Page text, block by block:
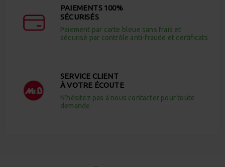
PAIEMENTS 100%
SÉCURISÉS
Paiement par carte bleue sans frais et
sécurisé par contrôle anti-fraude et certificats
SERVICE CLIENT
À VOTRE ÉCOUTE
N’hésitez pas à nous contacter pour toute
demande